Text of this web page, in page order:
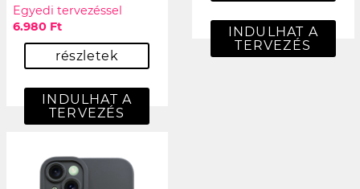
Egyedi tervezéssel
6.980 Ft
részletek
INDULHAT A
TERVEZÉS
INDULHAT A
TERVEZÉS